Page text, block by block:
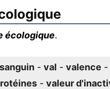
écologique.
- val - valence -
- valeur